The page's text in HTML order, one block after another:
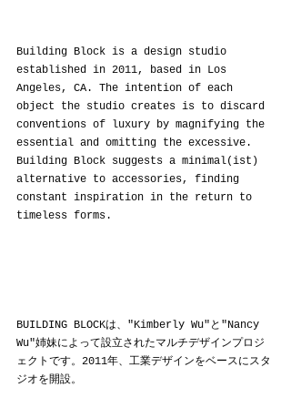
Building Block is a design studio
established in 2011, based in Los
Angeles, CA. The intention of each
object the studio creates is to discard
conventions of luxury by magnifying the
essential and omitting the excessive.
Building Block suggests a minimal(ist)
alternative to accessories, finding
constant inspiration in the return to
timeless forms.
BUILDING BLOCKは、"Kimberly Wu"と"Nancy
Wu"姉妹によって設立されたマルチデザインプロジ
ェクトです。2011年、工業デザインをベースにスタ
ジオを開設。